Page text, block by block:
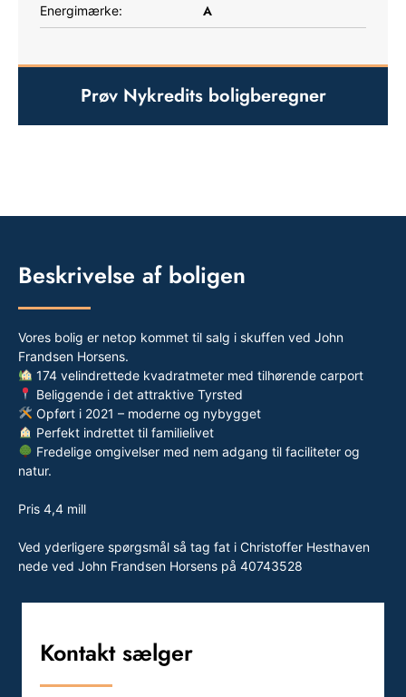
Energimærke: A
Prøv Nykredits boligberegner
Beskrivelse af boligen
Vores bolig er netop kommet til salg i skuffen ved John
Frandsen Horsens.
174 velindrettede kvadratmeter med tilhørende carport
Beliggende i det attraktive Tyrsted
Opført i 2021 – moderne og nybygget
Perfekt indrettet til familielivet
Fredelige omgivelser med nem adgang til faciliteter og
natur.
Pris 4,4 mill
Ved yderligere spørgsmål så tag fat i Christoffer Hesthaven
nede ved John Frandsen Horsens på 40743528
Kontakt sælger